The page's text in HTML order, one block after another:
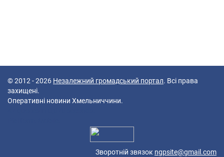
© 2012 - 2026 Незалежний громадський портал. Всі права
захищені.
Оперативні новини Хмельниччини.
Зворотній звязок ngpsite@gmail.com